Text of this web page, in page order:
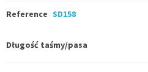
Reference SD158
Długość taśmy/pasa